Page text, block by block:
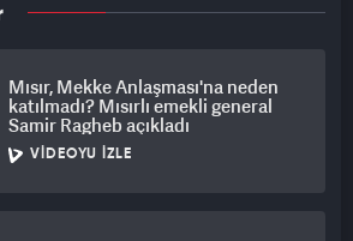
Mısır, Mekke Anlaşması'na neden
katılmadı? Mısırlı emekli general
Samir Ragheb açıkladı
VIDEOYU İZLE